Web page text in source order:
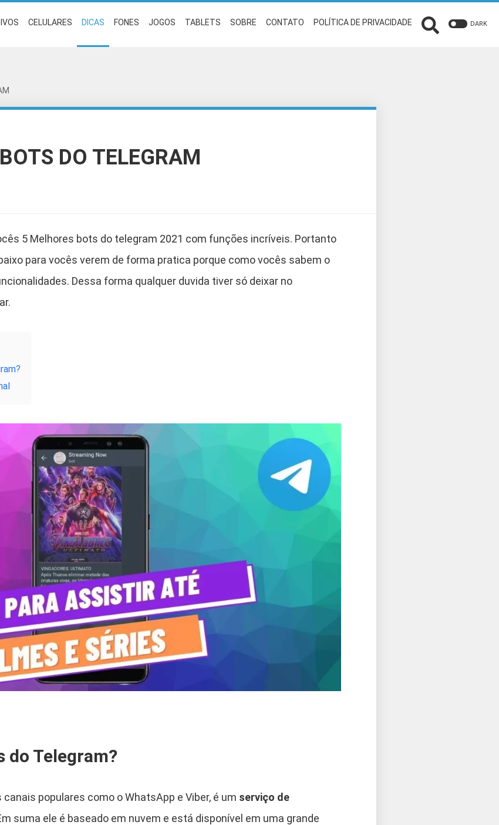
CELULARES DICAS FONES JOGOS TABLETS SOBRE CONTATO POLÍTICA DE PRIVACIDADE DARK
DO TELEGRAM
5 Melhores bots do telegram 2021 com funções incríveis. Portanto
para vocês verem de forma pratica porque como vocês sabem o
Dessa forma qualquer duvida tiver só deixar no
do Telegram?
populares como o WhatsApp e Viber, é um serviço de
suma ele é baseado em nuvem e está disponível em uma grande